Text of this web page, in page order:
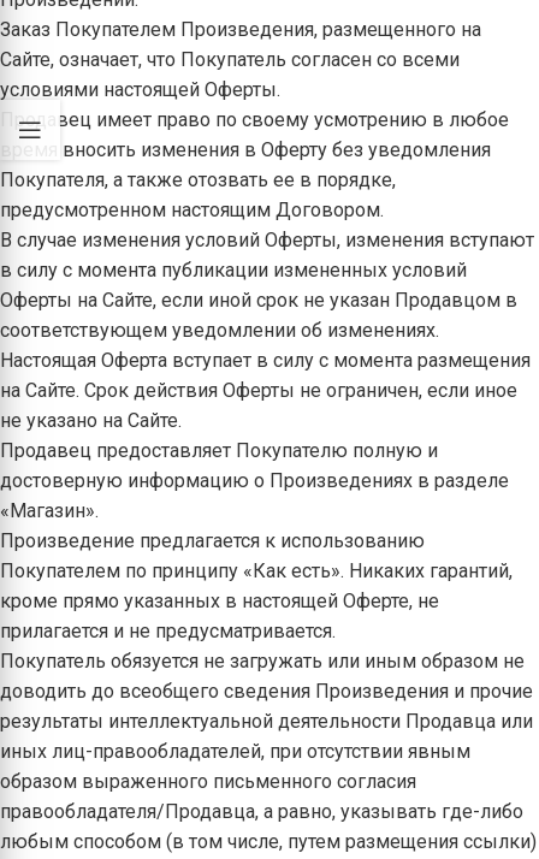
Заказ Покупателем Произведения, размещенного на
Сайте, означает, что Покупатель согласен со всеми
условиями настоящей Оферты.
Продавец имеет право по своему усмотрению в любое
время вносить изменения в Оферту без уведомления
Покупателя, а также отозвать ее в порядке,
предусмотренном настоящим Договором.
В случае изменения условий Оферты, изменения вступают
в силу с момента публикации измененных условий
Оферты на Сайте, если иной срок не указан Продавцом в
соответствующем уведомлении об изменениях.
Настоящая Оферта вступает в силу с момента размещения
на Сайте. Срок действия Оферты не ограничен, если иное
не указано на Сайте.
Продавец предоставляет Покупателю полную и
достоверную информацию о Произведениях в разделе
«Магазин».
Произведение предлагается к использованию
Покупателем по принципу «Как есть». Никаких гарантий,
кроме прямо указанных в настоящей Оферте, не
прилагается и не предусматривается.
Покупатель обязуется не загружать или иным образом не
доводить до всеобщего сведения Произведения и прочие
результаты интеллектуальной деятельности Продавца или
иных лиц-правообладателей, при отсутствии явным
образом выраженного письменного согласия
правообладателя/Продавца, а равно, указывать где-либо
любым способом (в том числе, путем размещения ссылки)